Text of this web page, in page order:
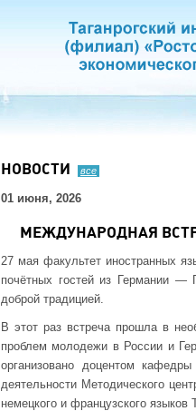
НОВОСТИ все
01 июня, 2026
МЕЖДУНАРОДНАЯ
27 мая факультет иностранных
почётных гостей из Германии —
доброй традицией.
В этот раз встреча прошла в
проблем молодежи в России и
организовано доцентом
деятельности Методического
немецкого и французского языков